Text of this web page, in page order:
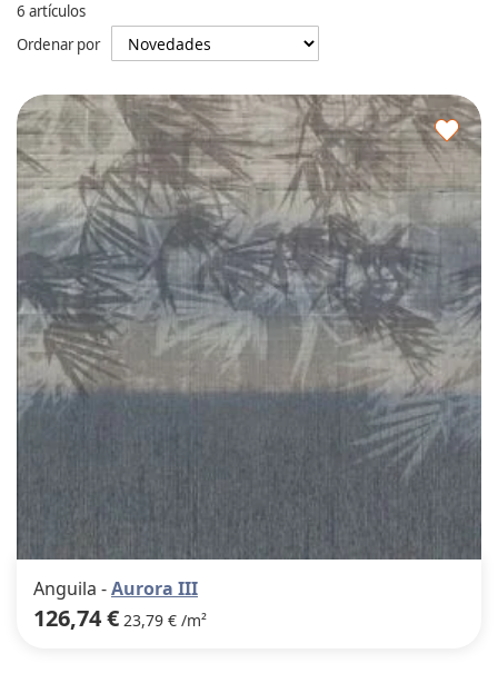
6 artículos
Ordenar por
a
los
Anguila -Aurora III
126,74 € 23,79 € /m²